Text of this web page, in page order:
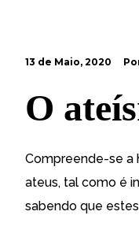
13 de Maio, 2020
O
Compreende-se a
ateus, tal como é
sabendo que